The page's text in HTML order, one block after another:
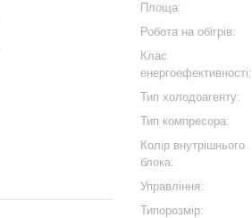
Площа:
Робота на обігрів:
Клас
енергоефективності:
Тип холодоагенту:
Тип компресора:
Колір внутрішнього
блока:
Управління:
Типорозмір: